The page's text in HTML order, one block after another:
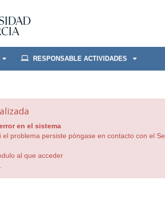
RESPONSABLE ACTIVIDADES
en el sistema
problema persiste póngase en contacto con el
al que acceder